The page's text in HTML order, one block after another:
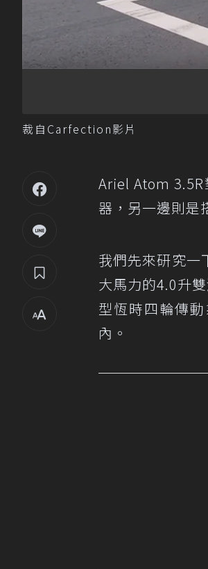
裁自Carfection影片
Ariel Atom 3.5R
器，另一邊則是
我們先來研究一
大馬力的4.0升
型恆時四輪傳
內。